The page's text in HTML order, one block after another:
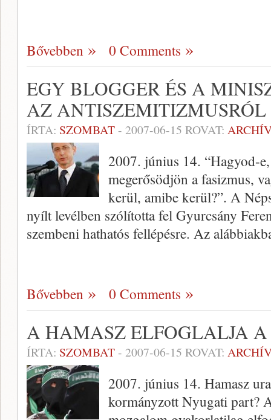
Bővebben 0 Comments
EGY BLOGGER ÉS A
AZ ANTISZEMITIZMUSRÓL
ÍRTA: SZOMBAT- 2007-06-15 ROVAT:
2007. június 14. “Hagyod-
megerősödjön a fasizmus,
kerül, amibe kerül?”. A
nyílt levélben szólította fel Gyurcsány
szembeni hathatós fellépésre. Az
Bővebben 0 Comments
A HAMASZ ELFOGLALJA
ÍRTA: SZOMBAT- 2007-06-15 ROVAT:
2007. június 14. Hamasz
kormányzott Nyugati part?